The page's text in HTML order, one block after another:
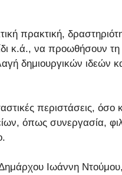
πρακτική,
κ.ά., να προωθήσουν τη
δημιουργικών ιδεών
περιστάσεις, όσο
όπως συνεργασία,
Ιωάννη Ντούμου,